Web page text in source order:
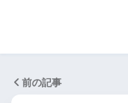
前の記事